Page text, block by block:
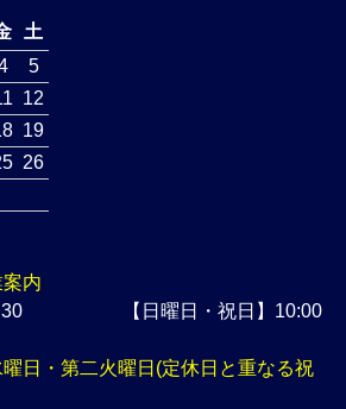
土
5
12
19
26
内
19:30 【日曜日・祝日】10:00
日・第二火曜日(定休日と重なる祝